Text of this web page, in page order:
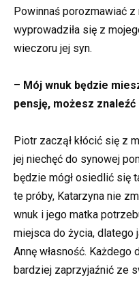
Powinnaś porozmawiać z
wyprowadziła się z
wieczoru jej syn.
– Mój wnuk będzie
pensję, możesz
Piotr zaczął kłócić się z
jej niechęć do synowej
będzie mógł osiedlić się
te próby, Katarzyna nie
wnuk i jego matka
miejsca do życia, dlatego
Annę własność. Każdego
bardziej zaprzyjaźnić ze